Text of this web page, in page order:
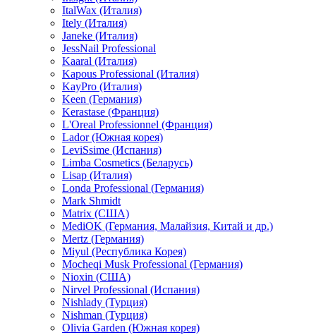
ItalWax (Италия)
Itely (Италия)
Janeke (Италия)
JessNail Professional
Kaaral (Италия)
Kapous Professional (Италия)
KayPro (Италия)
Keen (Германия)
Kerastase (Франция)
L'Oreal Professionnel (Франция)
Lador (Южная корея)
LeviSsime (Испания)
Limba Cosmetics (Беларусь)
Lisap (Италия)
Londa Professional (Германия)
Mark Shmidt
Matrix (США)
MediOK (Германия, Малайзия, Китай и др.)
Mertz (Германия)
Miyul (Республика Корея)
Mocheqi Musk Professional (Германия)
Nioxin (США)
Nirvel Professional (Испания)
Nishlady (Турция)
Nishman (Турция)
Olivia Garden (Южная корея)